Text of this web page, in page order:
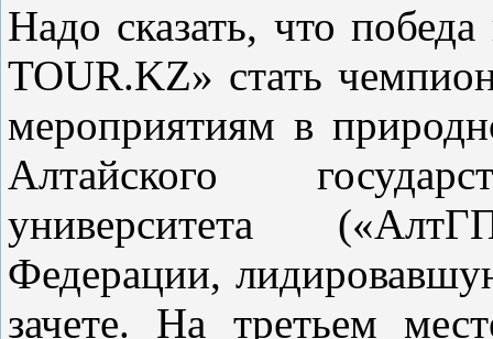
Надо сказать, что
TOUR.KZ» стать
мероприятиям в
Алтайского
университета
Федерации,
зачете. На третьем